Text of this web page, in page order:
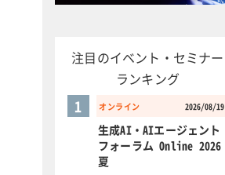
注目のイベント・セミナー
ランキング
オンライン 2026/08/19
1
生成AI・AIエージェント
フォーラム Online 2026
夏